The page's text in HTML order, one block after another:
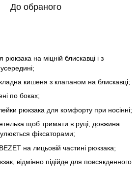
До обраного
рюкзака на міцній блискавці і з
кишеня з клапаном на блискавці;
по боках;
рюкзака для комфорту при носінні;
щоб тримати в руці, довжина
фіксаторами;
на лицьовій частині рюкзака;
відмінно підійде для повсякденного